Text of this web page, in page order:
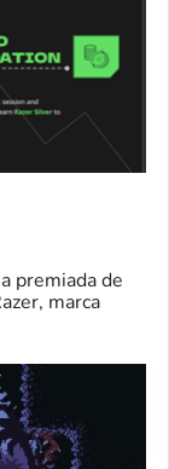
premiada de
marca